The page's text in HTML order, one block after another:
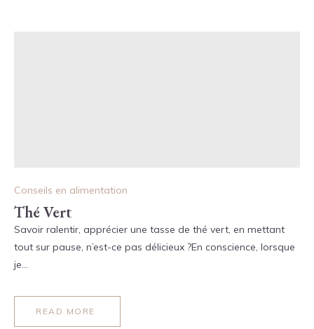
Conseils en alimentation
Thé Vert
Savoir ralentir, apprécier une tasse de thé vert, en mettant
tout sur pause, n’est-ce pas délicieux ?En conscience, lorsque
je…
READ MORE